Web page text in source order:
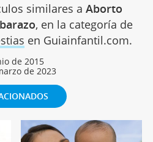
similares a Aborto
, en la categoría de
en Guiainfantil.com.
de 2015
de 2023